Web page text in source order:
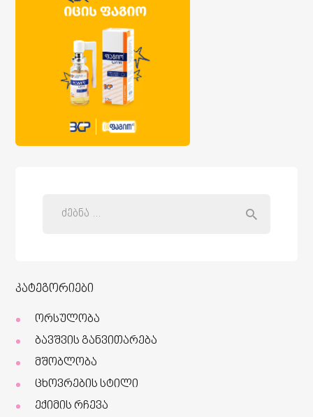
კატეგორიები
ორსულობა
ბავშვის განვითარება
მშობლობა
ცხოვრების სტილი
ექიმის რჩევა